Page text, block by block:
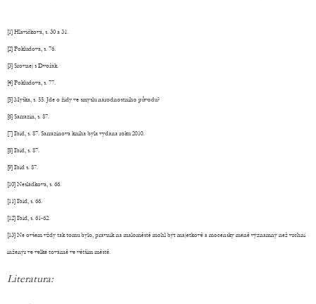
[1] Hlavičková, s. 30 a 31.
[2] Pokludová, s. 76.
[3] Srovnej s Dvořák.
[4] Pokludová, s. 77.
[5] Myška, s. 55. Jde o židy ve smyslu národnostního původu?
[6] Sarrazin, s. 87.
[7] Ibid, s. 87. Sarrazinova kniha byla vydána roku 2010.
[8] Ibid, s. 87.
[9] Ibid s. 87.
[10] Nesládková, s. 66.
[11] Ibid, s. 66.
[12] Ibid, s. 61-62.
[13] Ne ovšem vždy tak tomu bylo, právník na maloměstě mohl být majetkově a mocensky méně významný než vrchní
inženýr ve velké továrně ve větším městě.
Literatura: